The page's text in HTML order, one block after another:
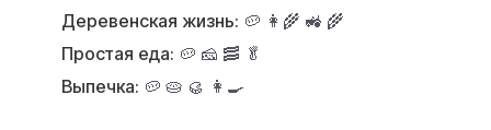
Деревенская жизнь: 🥔 👩‍🌾 🚜 🌾
Простая еда: 🥔 🧀 🥓 🥬
Выпечка: 🥔 🥧 🥮 👩‍🍳